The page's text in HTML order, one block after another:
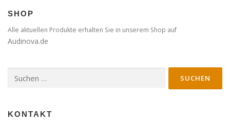
SHOP
Alle aktuellen Produkte erhalten Sie in unserem Shop auf
Audinova.de
nach:
KONTAKT